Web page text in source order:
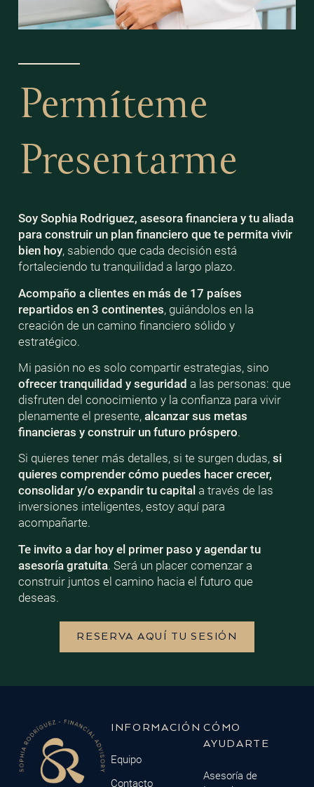
Permíteme
Presentarme
Soy Sophia Rodriguez, asesora financiera y tu aliada
para construir un plan financiero que te permita vivir
bien hoy, sabiendo que cada decisión está
fortaleciendo tu tranquilidad a largo plazo.
Acompaño a clientes en más de 17 países
repartidos en 3 continentes, guiándolos en la
creación de un camino financiero sólido y
estratégico.
Mi pasión no es solo compartir estrategias, sino
ofrecer tranquilidad y seguridad a las personas: que
disfruten del conocimiento y la confianza para vivir
plenamente el presente, alcanzar sus metas
financieras y construir un futuro próspero.
Si quieres tener más detalles, si te surgen dudas, si
quieres comprender cómo puedes hacer crecer,
consolidar y/o expandir tu capital a través de las
inversiones inteligentes, estoy aquí para
acompañarte.
Te invito a dar hoy el primer paso y agendar tu
asesoría gratuita. Será un placer comenzar a
construir juntos el camino hacia el futuro que
deseas.
RESERVA AQUÍ TU SESIÓN
INFORMACIÓN
Equipo
Contacto
CÓMO
AYUDARTE
Asesoría de